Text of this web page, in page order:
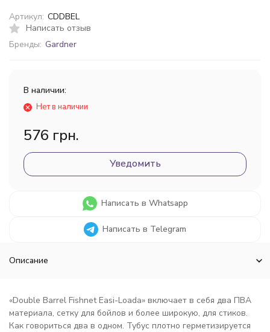
Написать отзыв
Бренды: Gardner
Артикул: CDDBEL
В наличии:
Нет в наличии
576 грн.
Уведомить
Написать в Whatsapp
Написать в Telegram
Описание
«Double Barrel Fishnet Easi-Loada» включает в себя два ПВА
материала, сетку для бойлов и более широкую, для стиков.
Как говориться два в одном. Тубус плотно герметизируется